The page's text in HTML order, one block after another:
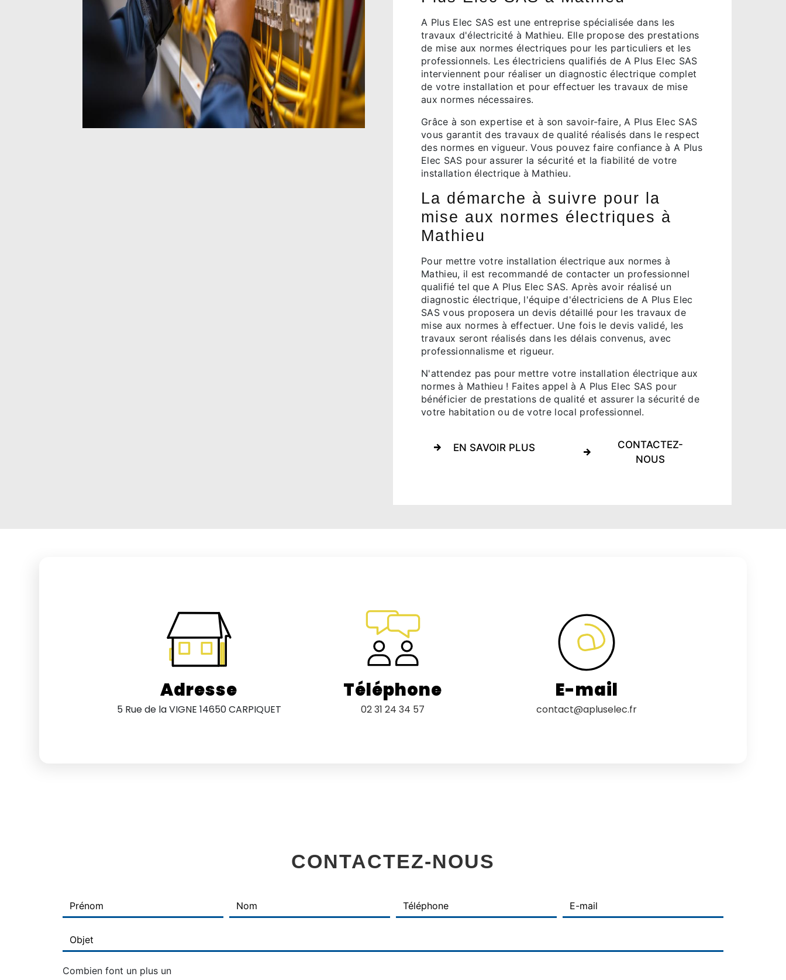
A Plus Elec SAS est une entreprise spécialisée dans les
travaux d'électricité à Mathieu. Elle propose des prestations
de mise aux normes électriques pour les particuliers et les
professionnels. Les électriciens qualifiés de A Plus Elec SAS
interviennent pour réaliser un diagnostic électrique complet
de votre installation et pour effectuer les travaux de mise
aux normes nécessaires.
Grâce à son expertise et à son savoir-faire, A Plus Elec SAS
vous garantit des travaux de qualité réalisés dans le respect
des normes en vigueur. Vous pouvez faire confiance à A Plus
Elec SAS pour assurer la sécurité et la fiabilité de votre
installation électrique à Mathieu.
La démarche à suivre pour la
mise aux normes électriques à
Mathieu
Pour mettre votre installation électrique aux normes à
Mathieu, il est recommandé de contacter un professionnel
qualifié tel que A Plus Elec SAS. Après avoir réalisé un
diagnostic électrique, l'équipe d'électriciens de A Plus Elec
SAS vous proposera un devis détaillé pour les travaux de
mise aux normes à effectuer. Une fois le devis validé, les
travaux seront réalisés dans les délais convenus, avec
professionnalisme et rigueur.
N'attendez pas pour mettre votre installation électrique aux
normes à Mathieu ! Faites appel à A Plus Elec SAS pour
bénéficier de prestations de qualité et assurer la sécurité de
votre habitation ou de votre local professionnel.
EN SAVOIR PLUS
CONTACTEZ-
NOUS
Adresse
5 Rue de la VIGNE 14650 CARPIQUET
Téléphone
02 31 24 34 57
E-mail
contact@apluselec.fr
CONTACTEZ-NOUS
Combien font un plus un